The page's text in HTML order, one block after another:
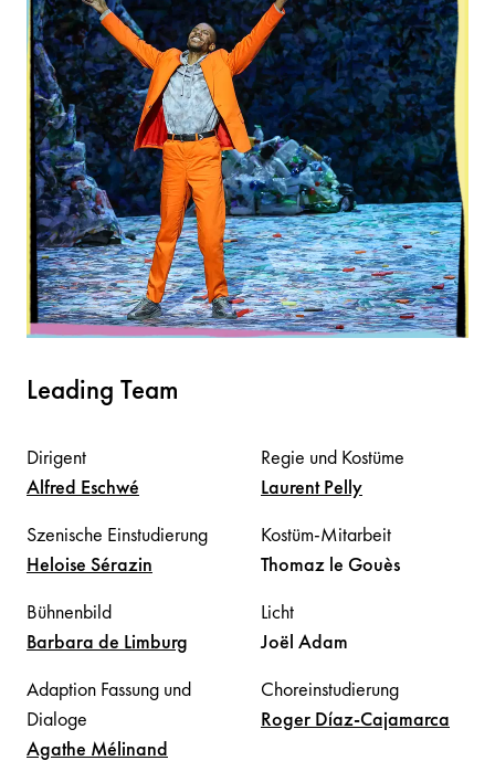
Leading Team
Dirigent
Alfred Eschwé
Regie und Kostüme
LaurentPelly
Szenische Einstudierung
Heloise Sérazin
Kostüm-Mitarbeit
Thomaz le Gouès
Bühnenbild
Barbara de Limburg
Licht
Joël Adam
Adaption Fassung und
Dialoge
Agathe Mélinand
Choreinstudierung
Roger Díaz-Cajamarca